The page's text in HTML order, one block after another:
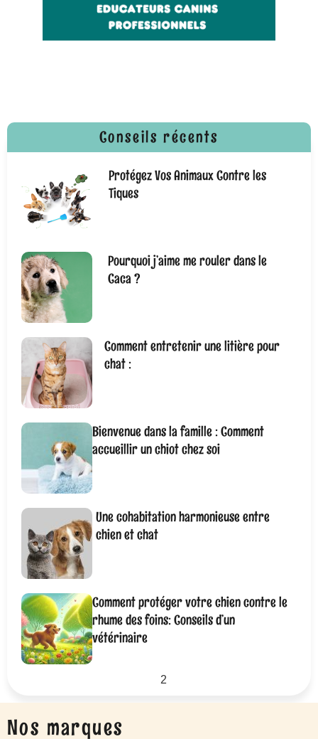
Conseils récents
Protégez Vos Animaux Contre les
Tiques
Pourquoi j’aime me rouler dans le
Caca ?
Comment entretenir une litière pour
chat :
Bienvenue dans la famille : Comment
accueillir un chiot chez soi
Une cohabitation harmonieuse entre
chien et chat
Comment protéger votre chien contre le
rhume des foins: Conseils d’un
vétérinaire
2
Nos marques